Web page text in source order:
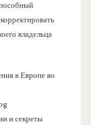
владельца
в Европе во
и секреты